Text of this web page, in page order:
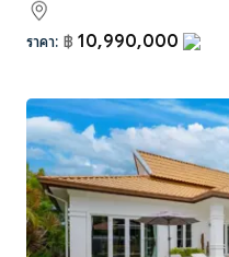
ราคา: ฿ 10,990,000